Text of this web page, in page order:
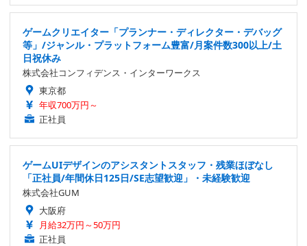
ゲームクリエイター「プランナー・ディレクター・デバッグ
等」/ジャンル・プラットフォーム豊富/月案件数300以上/土
日祝休み
株式会社コンフィデンス・インターワークス
東京都
年収700万円～
正社員
ゲームUIデザインのアシスタントスタッフ・残業ほぼなし
「正社員/年間休日125日/SE志望歓迎」・未経験歓迎
株式会社GUM
大阪府
月給32万円～50万円
正社員